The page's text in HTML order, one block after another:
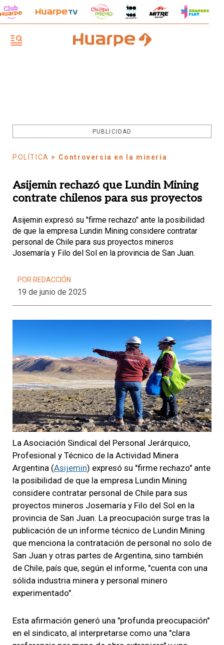
PUBLICIDAD
POLÍTICA > Controversia en la minería
Asijemin rechazó que Lundin Mining
contrate chilenos para sus proyectos
Asijemin expresó su "firme rechazo" ante la posibilidad
de que la empresa Lundin Mining considere contratar
personal de Chile para sus proyectos mineros
Josemaría y Filo del Sol en la provincia de San Juan.
POR REDACCIÓN
19 de junio de 2025
La Asociación Sindical del Personal Jerárquico,
Profesional y Técnico de la Actividad Minera
Argentina (Asijemin) expresó su "firme rechazo" ante
la posibilidad de que la empresa Lundin Mining
considere contratar personal de Chile para sus
proyectos mineros Josemaría y Filo del Sol en la
provincia de San Juan. La preocupación surge tras la
publicación de un informe técnico de Lundin Mining
que menciona la contratación de personal no solo de
San Juan y otras partes de Argentina, sino también
de Chile, país que, según el informe, "cuenta con una
sólida industria minera y personal minero
experimentado".
Esta afirmación generó una "profunda preocupación"
en el sindicato, al interpretarse como una "clara